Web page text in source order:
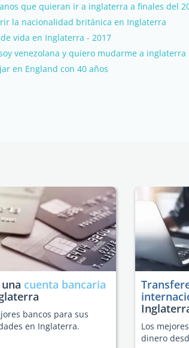
que quieran ir a inglaterra a finales del
la nacionalidad británica en Inglaterra
de vida en Inglaterra - 2017
venezolana y quiero mudarme a inglaterra
en England con 40 años
cuenta bancaria
bancos para sus
en Inglaterra.
Los
dinero